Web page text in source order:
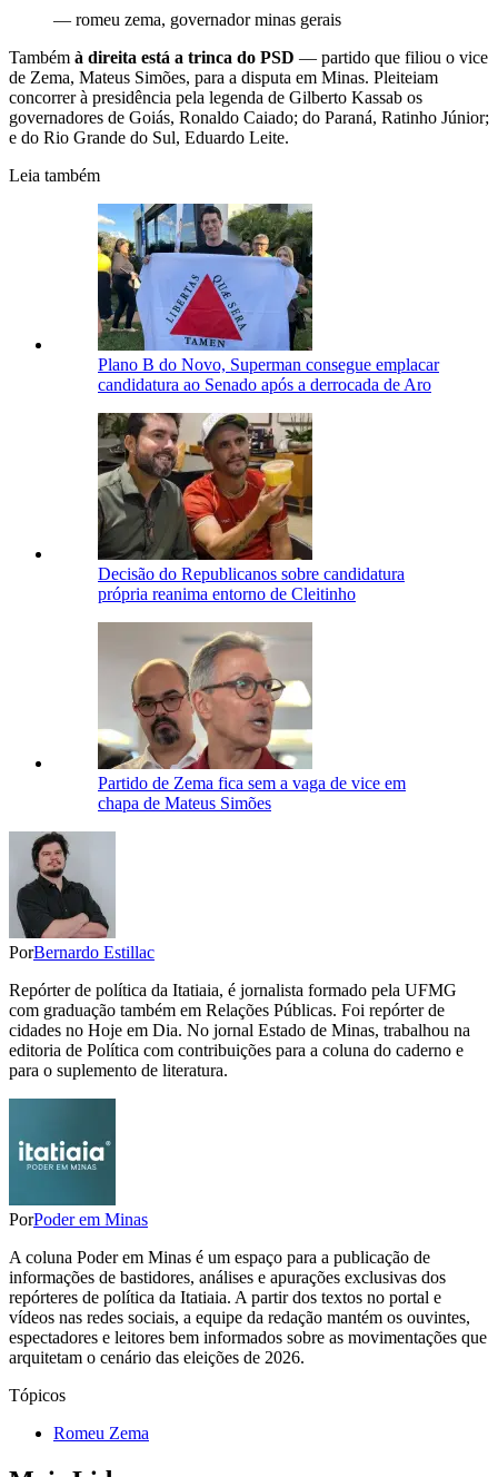
— romeu zema, governador minas gerais
Também à direita está a trinca do PSD — partido que filiou o vice
de Zema, Mateus Simões, para a disputa em Minas. Pleiteiam
concorrer à presidência pela legenda de Gilberto Kassab os
governadores de Goiás, Ronaldo Caiado; do Paraná, Ratinho Júnior;
e do Rio Grande do Sul, Eduardo Leite.
Leia também
Plano B do Novo, Superman consegue emplacar
candidatura ao Senado após a derrocada de Aro
Decisão do Republicanos sobre candidatura
própria reanima entorno de Cleitinho
Partido de Zema fica sem a vaga de vice em
chapa de Mateus Simões
PorBernardo Estillac
Repórter de política da Itatiaia, é jornalista formado pela UFMG
com graduação também em Relações Públicas. Foi repórter de
cidades no Hoje em Dia. No jornal Estado de Minas, trabalhou na
editoria de Política com contribuições para a coluna do caderno e
para o suplemento de literatura.
PorPoder em Minas
A coluna Poder em Minas é um espaço para a publicação de
informações de bastidores, análises e apurações exclusivas dos
repórteres de política da Itatiaia. A partir dos textos no portal e
vídeos nas redes sociais, a equipe da redação mantém os ouvintes,
espectadores e leitores bem informados sobre as movimentações que
arquitetam o cenário das eleições de 2026.
Tópicos
Romeu Zema